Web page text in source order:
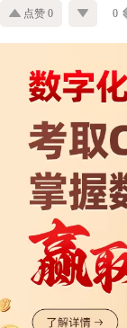
点赞 0 0